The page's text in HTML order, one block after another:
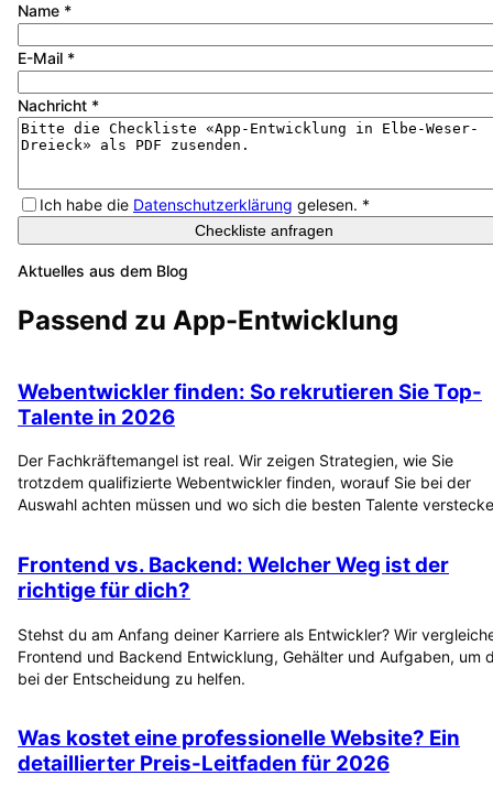
Name *
E-Mail *
Nachricht *
Ich habe die Datenschutzerklärung gelesen. *
Checkliste anfragen
Aktuelles aus dem Blog
Passend zu App-Entwicklung
Webentwickler finden: So rekrutieren Sie Top-
Talente in 2026
Der Fachkräftemangel ist real. Wir zeigen Strategien, wie Sie
trotzdem qualifizierte Webentwickler finden, worauf Sie bei der
Auswahl achten müssen und wo sich die besten Talente
Frontend vs. Backend: Welcher Weg ist der
richtige für dich?
Stehst du am Anfang deiner Karriere als Entwickler? Wir
Frontend und Backend Entwicklung, Gehälter und Aufgaben, um
bei der Entscheidung zu helfen.
Was kostet eine professionelle Website? Ein
detaillierter Preis-Leitfaden für 2026